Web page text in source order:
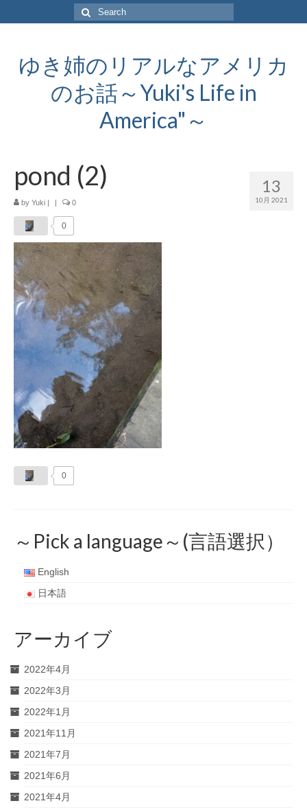
Search
for:
ゆき姉のリアルなアメリカ
のお話～Yuki's Life in
America"～
13
10月 2021
pond (2)
by Yuki | | 0
0
0
～Pick a language～(言語選択）
English
日本語
アーカイブ
2022年4月
2022年3月
2022年1月
2021年11月
2021年7月
2021年6月
2021年4月